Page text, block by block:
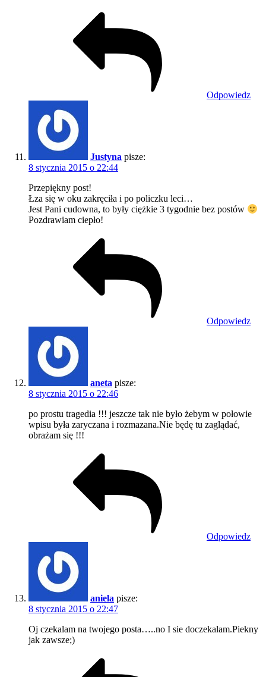
Odpowiedz
Justyna pisze:
8 stycznia 2015 o 22:44
Przepiękny post!
Łza się w oku zakręciła i po policzku leci…
Jest Pani cudowna, to były ciężkie 3 tygodnie bez postów
Pozdrawiam ciepło!
Odpowiedz
aneta pisze:
8 stycznia 2015 o 22:46
po prostu tragedia !!! jeszcze tak nie było żebym w połowie
wpisu była zaryczana i rozmazana.Nie będę tu zaglądać,
obrażam się !!!
Odpowiedz
aniela pisze:
8 stycznia 2015 o 22:47
Oj czekalam na twojego posta…..no I sie doczekalam.Piekny
jak zawsze;)